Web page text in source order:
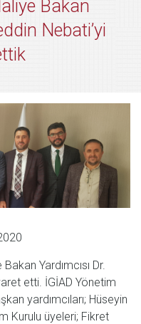
Bakan
Nebati’yi
Yardımcısı Dr.
etti. İGİAD Yönetim
yardımcıları; Hüseyin
Kurulu üyeleri; Fikret